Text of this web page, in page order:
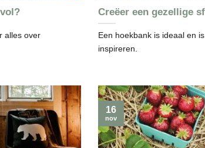
alles over
Creëer een gezellige
Een hoekbank is ideaal en
inspireren.
16
nov